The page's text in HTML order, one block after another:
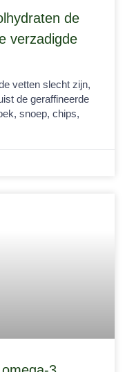
de
verzadigde
vetten slecht zijn,
de geraffineerde
snoep, chips,